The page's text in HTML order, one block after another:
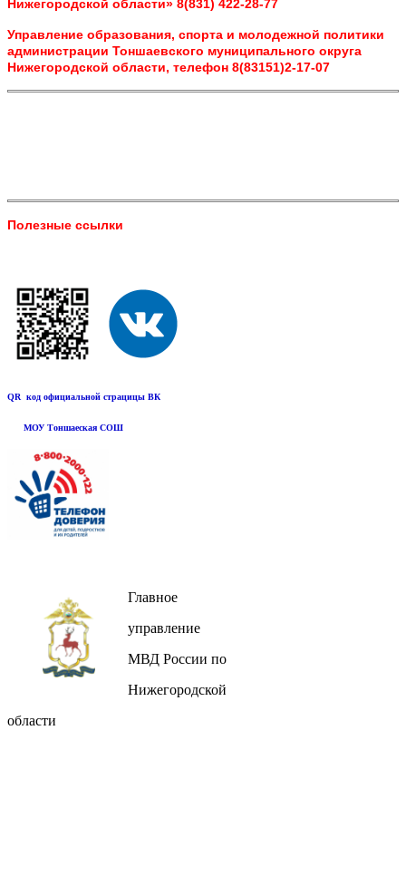
Нижегородской области» 8(831) 422-28-77
Управление образования, спорта и молодежной политики
администрации Тоншаевского муниципального округа
Нижегородской области, телефон 8(83151)2-17-07
Полезные ссылки
QR код официальной страцицы ВК
МОУ Тоншаеская СОШ
Главное
управление
МВД России по
Нижегородской
области